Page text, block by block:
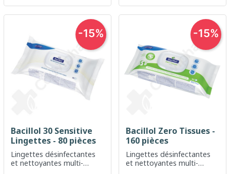
Bacillol 30 Sensitive
Lingettes - 80 pièces
Lingettes désinfectantes
et nettoyantes multi-
-15%
Bacillol Zero Tissues -
160 pièces
Lingettes désinfectantes
et nettoyantes multi-
-15%